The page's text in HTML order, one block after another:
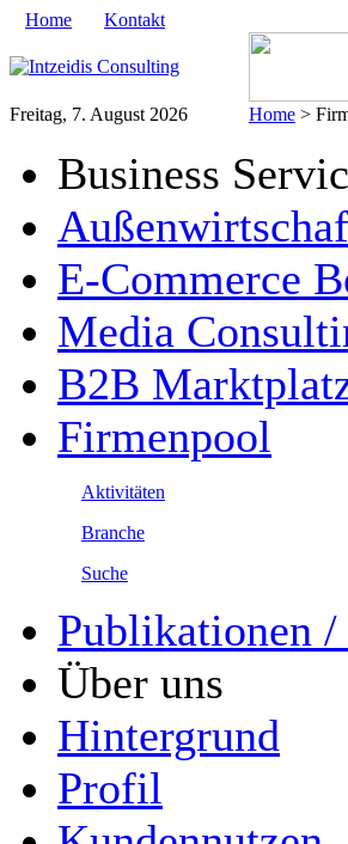
Home Kontakt
Freitag, 7. August 2026 Home >
Business
E-Commerce
Media
B2B
Firmenpool
Aktivitäten
Branche
Suche
Publikationen
Über uns
Hintergrund
Profil